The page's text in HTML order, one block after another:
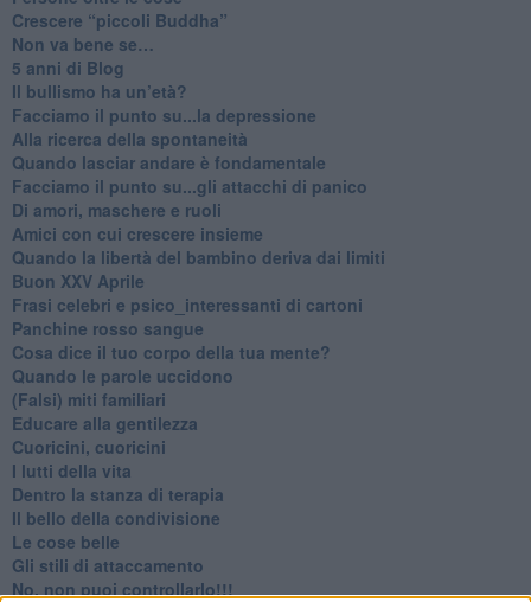
​Crescere “piccoli Buddha”
Non va bene se…
​5 anni di Blog
​Il bullismo ha un’età?
Facciamo il punto su...la depressione
​Alla ricerca della spontaneità
​Quando lasciar andare è fondamentale
Facciamo il punto su...gli attacchi di panico
Di amori, maschere e ruoli
​Amici con cui crescere insieme
​Quando la libertà del bambino deriva dai limiti
Buon XXV Aprile
​Frasi celebri e psico_interessanti di cartoni
​Panchine rosso sangue
​Cosa dice il tuo corpo della tua mente?
​Quando le parole uccidono
​(Falsi) miti familiari
​Educare alla gentilezza
​Cuoricini, cuoricini
I lutti della vita
​Dentro la stanza di terapia
​Il bello della condivisione
Le cose belle
​Gli stili di attaccamento
No, non puoi controllarlo!!!